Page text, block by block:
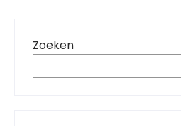
Zoeken